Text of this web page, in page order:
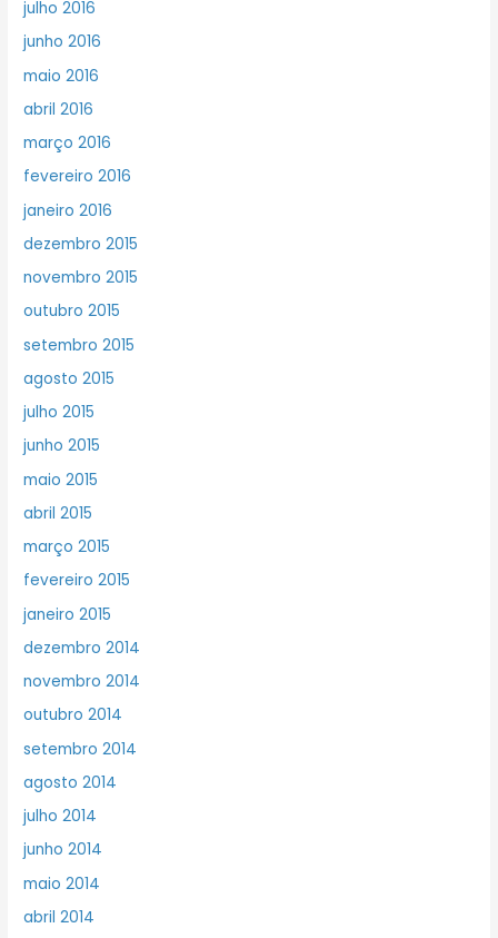
julho 2016
junho 2016
maio 2016
abril 2016
março 2016
fevereiro 2016
janeiro 2016
dezembro 2015
novembro 2015
outubro 2015
setembro 2015
agosto 2015
julho 2015
junho 2015
maio 2015
abril 2015
março 2015
fevereiro 2015
janeiro 2015
dezembro 2014
novembro 2014
outubro 2014
setembro 2014
agosto 2014
julho 2014
junho 2014
maio 2014
abril 2014